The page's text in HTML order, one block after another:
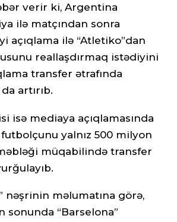
verir ki, Argentina
ilə matçından sonra
açıqlama ilə “Atletiko”dan
reallaşdırmaq istədiyini
transfer ətrafında
artırıb.
isə mediaya açıqlamasında
futbolçunu yalnız 500 milyon
müqabilində transfer
nəşrinin məlumatına görə,
sonunda “Barselona”